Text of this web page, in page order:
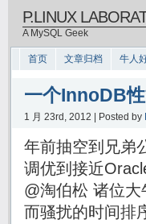
P.LINUX
A MySQL Geek
首页 文章归档 牛人
一个InnoDB
1 月 23rd, 2012 | Posted by
年前抽空到兄弟
调优到接近
@淘伯松 诸位
而骚扰的时间排